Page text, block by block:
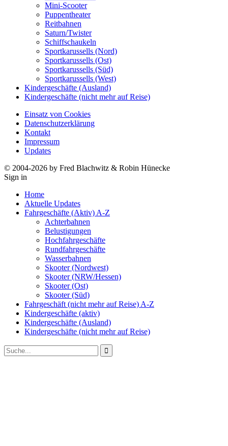
Mini-Scooter
Puppentheater
Reitbahnen
Saturn/Twister
Schiffschaukeln
Sportkarussells (Nord)
Sportkarussells (Ost)
Sportkarussells (Süd)
Sportkarussells (West)
Kindergeschäfte (Ausland)
Kindergeschäfte (nicht mehr auf Reise)
Einsatz von Cookies
Datenschutzerklärung
Kontakt
Impressum
Updates
© 2004-2026 by Fred Blachwitz & Robin Hünecke
Sign in
Home
Aktuelle Updates
Fahrgeschäfte (Aktiv) A-Z
Achterbahnen
Belustigungen
Hochfahrgeschäfte
Rundfahrgeschäfte
Wasserbahnen
Skooter (Nordwest)
Skooter (NRW/Hessen)
Skooter (Ost)
Skooter (Süd)
Fahrgeschäft (nicht mehr auf Reise) A-Z
Kindergeschäfte (aktiv)
Kindergeschäfte (Ausland)
Kindergeschäfte (nicht mehr auf Reise)